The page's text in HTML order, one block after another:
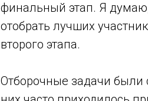
финальный этап. Я
отобрать лучших
второго этапа.
Отборочные задачи